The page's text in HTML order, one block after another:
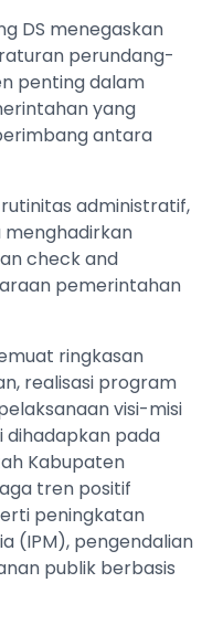
DS menegaskan
perundang-
penting dalam
yang
antara
administratif,
menghadirkan
check and
pemerintahan
ringkasan
realisasi program
visi-misi
dihadapkan pada
Kabupaten
tren positif
peningkatan
(IPM), pengendalian
publik berbasis